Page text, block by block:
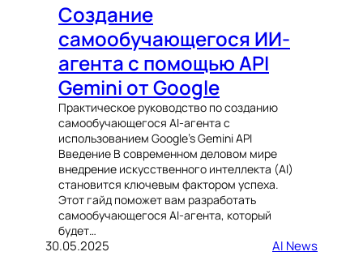
Создание
самообучающегося ИИ-
агента с помощью API
Gemini от Google
Практическое руководство по созданию
самообучающегося AI-агента с
использованием Google’s Gemini API
Введение В современном деловом мире
внедрение искусственного интеллекта (AI)
становится ключевым фактором успеха.
Этот гайд поможет вам разработать
самообучающегося AI-агента, который
будет…
30.05.2025 AI News